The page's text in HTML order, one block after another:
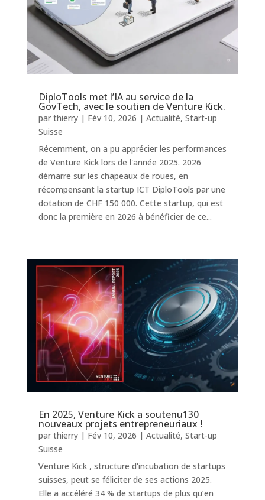
DiploTools met l’IA au service de la
GovTech, avec le soutien de Venture Kick.
par thierry| Fév 10, 2026 | Actualité, Start-up
Suisse
Récemment, on a pu apprécier les performances
de Venture Kick lors de l'année 2025. 2026
démarre sur les chapeaux de roues, en
récompensant la startup ICT DiploTools par une
dotation de CHF 150 000. Cette startup, qui est
donc la première en 2026 à bénéficier de ce...
En 2025, Venture Kick a soutenu130
nouveaux projets entrepreneuriaux !
par thierry| Fév 10, 2026 | Actualité, Start-up
Suisse
Venture Kick , structure d'incubation de startups
suisses, peut se féliciter de ses actions 2025.
Elle a accéléré 34 % de startups de plus qu’en